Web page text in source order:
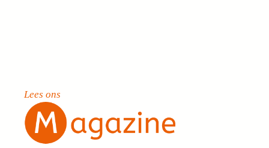
Lees ons